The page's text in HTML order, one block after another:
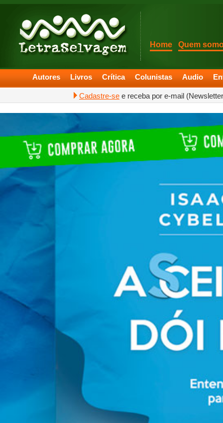
Home Quem
Autores Livros Crítica Colunistas Audio
Cadastre-se e receba por e-mail